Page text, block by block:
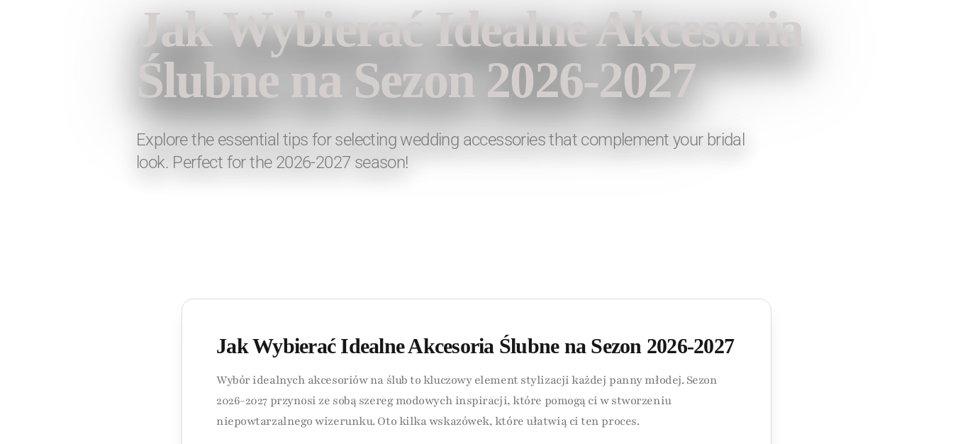
Jak Wybierać Idealne Akcesoria
Ślubne na Sezon 2026-2027
Explore the essential tips for selecting wedding accessories that complement your bridal
look. Perfect for the 2026-2027 season!
Jak Wybierać Idealne Akcesoria Ślubne na Sezon 2026-2027
Wybór idealnych akcesoriów na ślub to kluczowy element stylizacji każdej panny młodej. Sezon
2026-2027 przynosi ze sobą szereg modowych inspiracji, które pomogą ci w stworzeniu
niepowtarzalnego wizerunku. Oto kilka wskazówek, które ułatwią ci ten proces.